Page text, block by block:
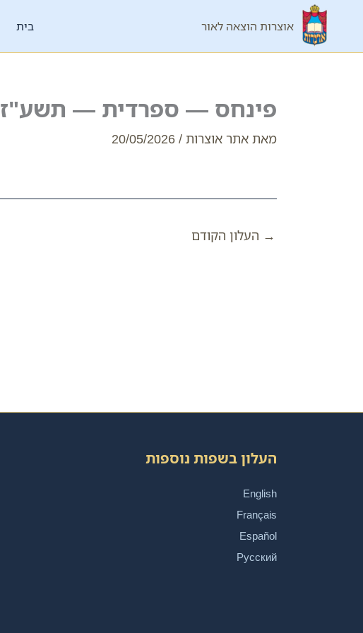
אוצרות הוצאה לאור בית
פינחס — ספרדית — תשע"ז
מאת אתר אוצרות /
20/05/2026
→ העלון הקודם
העלון בשפות נוספות
English
Français
Español
Русский